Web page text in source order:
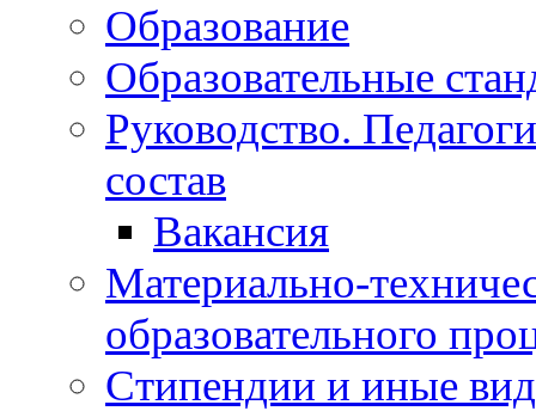
Образование
Образовательные
Руководство.
состав
Вакансия
Материально-
образовательного
Стипендии и иные